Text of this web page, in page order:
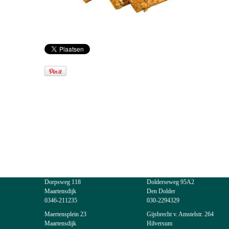
Dorpsweg 118
Maartensdijk
0346-211235
Maertensplein 23
Maartensdijk
Dolderseweg 95A2
Den Dolder
030-2294329
Gijsbrecht v. Amstelstr. 264
Hilversum